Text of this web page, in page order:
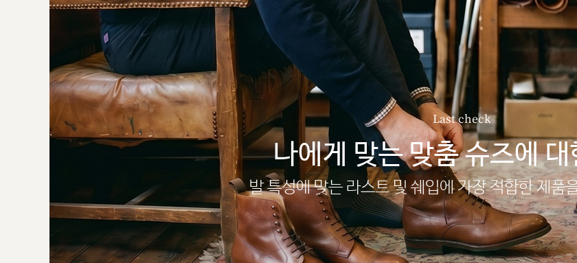
Last check
나에게 맞는 맞춤 슈즈에
발 특성에 맞는 라스트 및 쉐입에 가장 적합한 제품